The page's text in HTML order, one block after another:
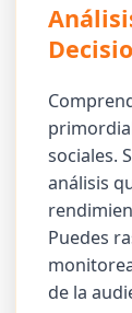
sociales.
análisis
Puedes
de la